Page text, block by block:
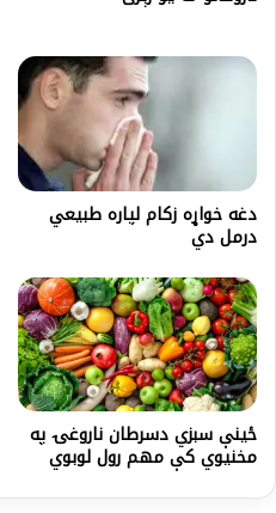
دغه خواړه زکام لپاره طبیعي
درمل دي
ځینې سبزي دسرطان ناروغۍ په
مخنیوي کې مهم رول لوبوي